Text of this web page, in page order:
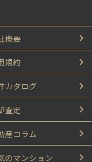
概要
規約
カタログ
査定
産コラム
のマンション